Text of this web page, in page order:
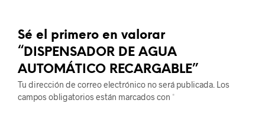
Sé el primero en valorar
“DISPENSADOR DE AGUA
AUTOMÁTICO RECARGABLE”
Tu dirección de correo electrónico no será publicada. Los
campos obligatorios están marcados con *